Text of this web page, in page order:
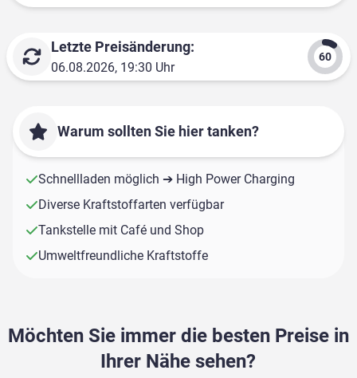
Letzte Preisänderung:
06.08.2026, 19:30 Uhr
Warum sollten Sie hier tanken?
Schnellladen möglich ➔ High Power Charging
Diverse Kraftstoffarten verfügbar
Tankstelle mit Café und Shop
Umweltfreundliche Kraftstoffe
Möchten Sie immer die besten Preise in
Ihrer Nähe sehen?